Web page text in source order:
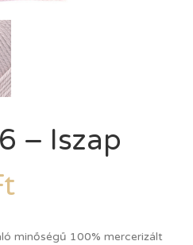
– Iszap
minőségű 100% mercerizált